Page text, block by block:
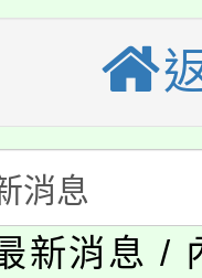
土語及
本校115
理(課)教
告本校
(課)教師
中國文
》
歡迎學
綠生活
年食農教
新消息 /